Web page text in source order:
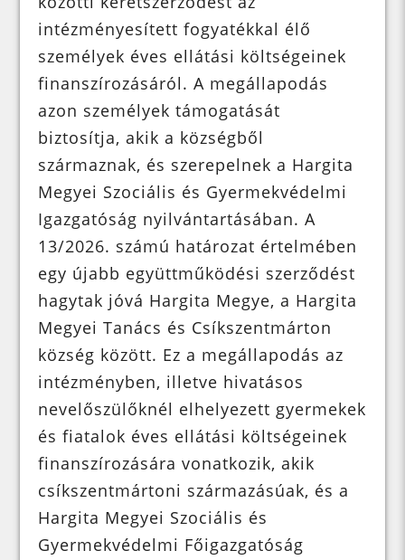
intézményesített fogyatékkal élő
személyek éves ellátási költségeinek
finanszírozásáról. A megállapodás
azon személyek támogatását
biztosítja, akik a községből
származnak, és szerepelnek a Hargita
Megyei Szociális és Gyermekvédelmi
Igazgatóság nyilvántartásában. A
13/2026. számú határozat értelmében
egy újabb együttműködési szerződést
hagytak jóvá Hargita Megye, a Hargita
Megyei Tanács és Csíkszentmárton
község között. Ez a megállapodás az
intézményben, illetve hivatásos
nevelőszülőknél elhelyezett gyermekek
és fiatalok éves ellátási költségeinek
finanszírozására vonatkozik, akik
csíkszentmártoni származásúak, és a
Hargita Megyei Szociális és
Gyermekvédelmi Főigazgatóság